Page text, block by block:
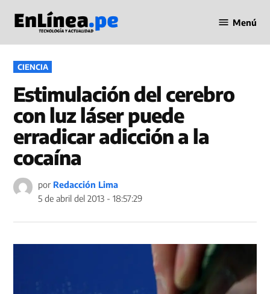
contenido
en Línea
Menú
PUBLICADO
EN
CIENCIA
Estimulación del cerebro
con luz láser puede
erradicar adicción a la
cocaína
por Redacción Lima
5 de abril del 2013 - 18:57:29